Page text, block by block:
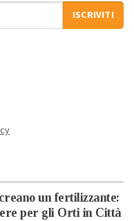
ISCRIVITI
un fertilizzante:
per gli Orti in Città